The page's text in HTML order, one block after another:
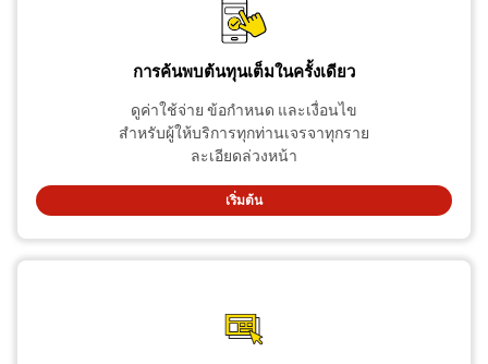
การค้นพบต้นทุนเต็มในครั้งเดียว
ดูค่าใช้จ่าย ข้อกำหนด และเงื่อนไข
สำหรับผู้ให้บริการทุกท่านเจรจาทุกราย
ละเอียดล่วงหน้า
เริ่มต้น